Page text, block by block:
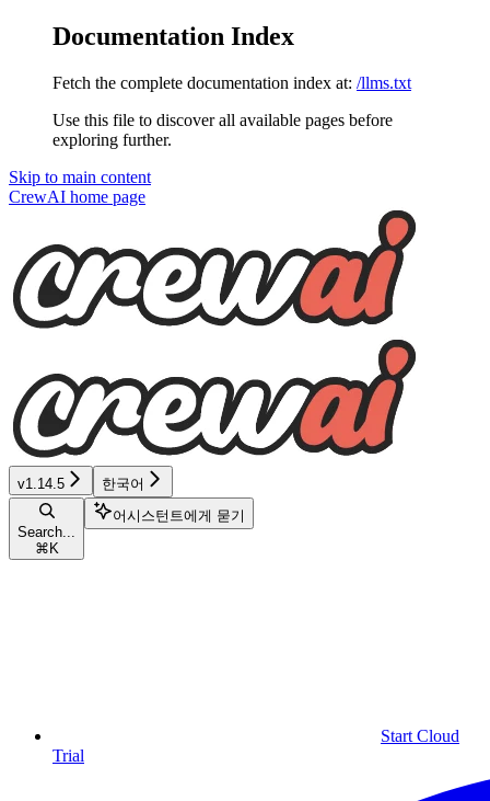
Documentation Index
Fetch the complete documentation index at: /llms.txt
Use this file to discover all available pages before
exploring further.
Skip to main content
CrewAI home page
v1.14.5 한국어
Search...
⌘ K
어시스턴트에게 묻기
Start Cloud
Trial